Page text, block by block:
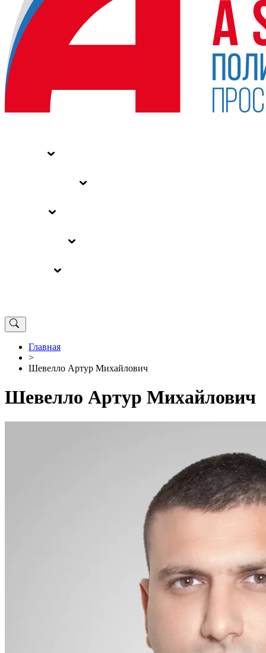
Главная
>
Шевелло Артур Михайлович
Шевелло Артур Михайлович